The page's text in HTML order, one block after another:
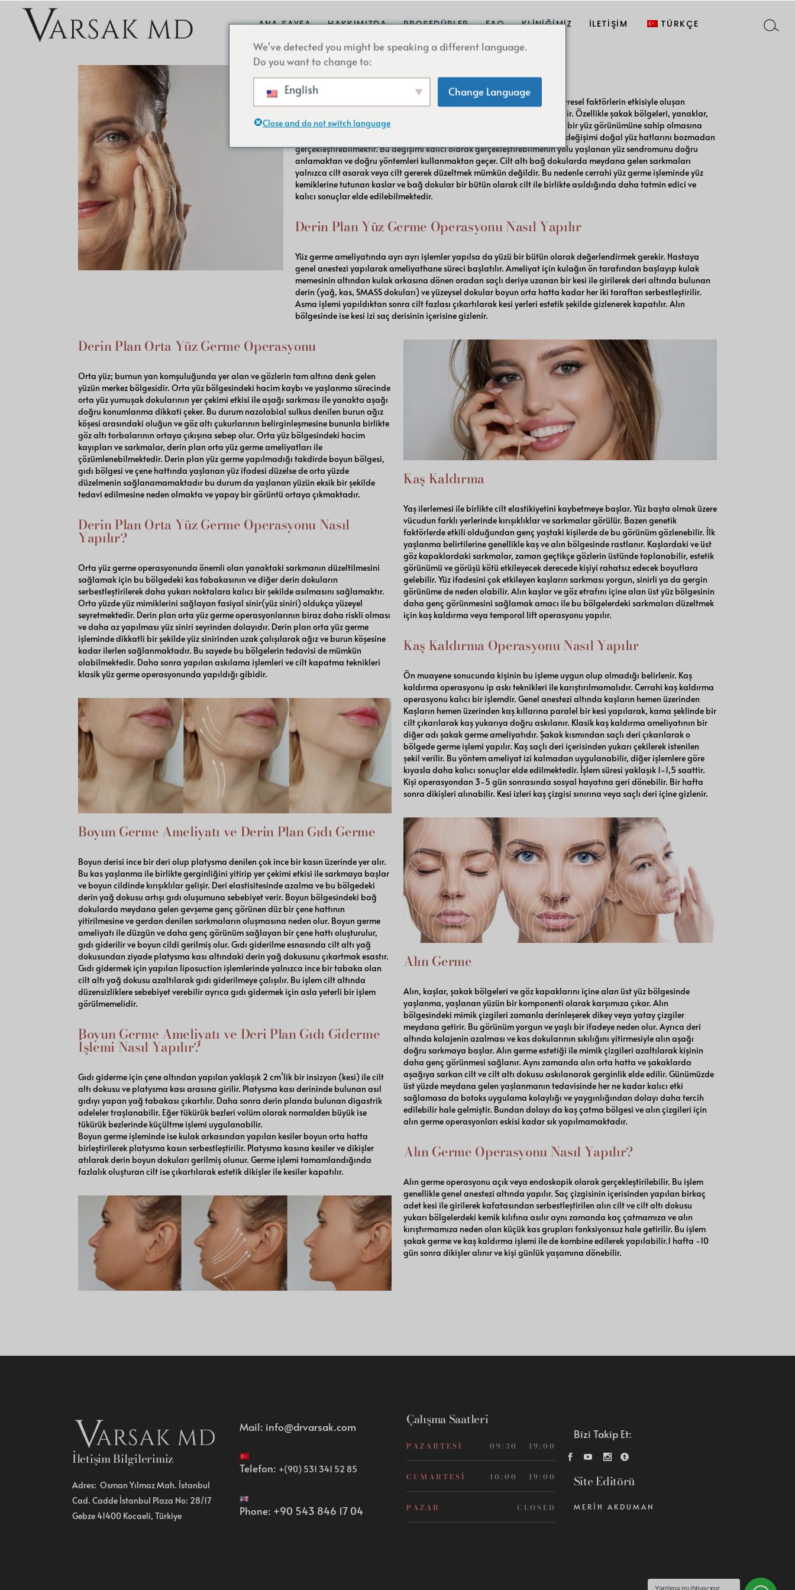
ANA SAYFA HAKKIMIZDA
Op. Dr. Yasin Kürşad Varsak
PROSEDÜRLER
Yüz Germe
Göz Kapağı Estetiği
Yüz Plastik Cerrahisi Uygulamaları
Kepçe Kulak Estetiği
Rekonstrüktif Cerrahi
FAQ KLINIĞIMIZ İLETIŞIM TÜRKÇE
Op. Dr. Yasin Kürşad VarsakBurun Estetiği
Yüz Feminizasyonu
Yüz Plastik Cerrahisi Uygulamaları
Site Editörü English
Derin Plan Yüz Germe Operasyonu
Yüz germe yüzün çeşitli bölgelerinde yaşlanma, yer çekimi, genetik ve çevresel faktörlerin etkisiyle oluşan
anatomik değişikliklerin cerrahi olarak düzeltilmesi olarak tanımlanabilir. Özellikle şakak bölgeleri, yanaklar,
çene hattı, gıdı bölgesi, boyun, göz kapaklarındaki değişim kişinin yaşlı bir yüz görünümüne sahip olmasına
neden olmaktadır. Yüz germe operasyonunda hedef kişinin ihtiyacı olan değişimi doğal yüz hatlarını bozmadan
gerçekleştirebilmektir. Bu değişimi kalıcı olarak gerçekleştirebilmenin yolu yaşlanan yüz sendromunu doğru
anlamaktan ve doğru yöntemleri kullanmaktan geçer. Cilt altı bağ dokularda meydana gelen sarkmaları
yalnızca cilt asarak veya cilt gererek düzeltmek mümkün değildir. Bu nedenle cerrahi yüz germe işleminde yüz
kemiklerine tutunan kaslar ve bağ dokular bir bütün olarak cilt ile birlikte asıldığında daha tatmin edici ve
kalıcı sonuçlar elde edilebilmektedir.
Derin Plan Yüz Germe Operasyonu Nasıl Yapılır
Yüz germe ameliyatında ayrı ayrı işlemler yapılsa da yüzü bir bütün olarak değerlendirmek gerekir. Hastaya
genel anestezi yapılarak ameliyathane süreci başlatılır. Ameliyat için kulağın ön tarafından başlayıp kulak
memesinin altından kulak arkasına dönen oradan saçlı deriye uzanan bir kesi ile girilerek deri altında bulunan
derin (yağ, kas, SMASS dokuları) ve yüzeysel dokular boyun orta hatta kadar her iki taraftan serbestleştirilir.
Asma işlemi yapıldıktan sonra cilt fazlası çıkartılarak kesi yerleri estetik şekilde gizlenerek kapatılır. Alın
bölgesinde ise kesi izi saç derisinin içerisine gizlenir.
Derin Plan Orta Yüz Germe Operasyonu
Orta yüz; burnun yan komşuluğunda yer alan ve gözlerin tam altına denk gelen
yüzün merkez bölgesidir. Orta yüz bölgesindeki hacim kaybı ve yaşlanma sürecinde
orta yüz yumuşak dokularının yer çekimi etkisi ile aşağı sarkması ile yanakta aşağı
doğru konumlanma dikkati çeker. Bu durum nazolabial sulkus denilen burun ağız
köşesi arasındaki oluğun ve göz altı çukurlarının belirginleşmesine bununla birlikte
göz altı torbalarının ortaya çıkışına sebep olur. Orta yüz bölgesindeki hacim
kayıpları ve sarkmalar, derin plan orta yüz germe ameliyatları ile
çözümlenebilmektedir. Derin plan yüz germe yapılmadığı takdirde boyun bölgesi,
gıdı bölgesi ve çene hattında yaşlanan yüz ifadesi düzelse de orta yüzde
düzelmenin sağlanamamaktadır bu durum da yaşlanan yüzün eksik bir şekilde
tedavi edilmesine neden olmakta ve yapay bir görüntü ortaya çıkmaktadır.
Derin Plan Orta Yüz Germe Operasyonu Nasıl
Yapılır?
Orta yüz germe operasyonunda önemli olan yanaktaki sarkmanın düzeltilmesini
sağlamak için bu bölgedeki kas tabakasının ve diğer derin dokuların
serbestleştirilerek daha yukarı noktalara kalıcı bir şekilde asılmasını sağlamaktır.
Orta yüzde yüz mimiklerini sağlayan fasiyal sinir(yüz siniri) oldukça yüzeyel
seyretmektedir. Derin plan orta yüz germe operasyonlarının biraz daha riskli olması
ve daha az yapılması yüz siniri seyrinden dolayıdır. Derin plan orta yüz germe
işleminde dikkatli bir şekilde yüz sinirinden uzak çalışılarak ağız ve burun köşesine
kadar ilerlen sağlanmaktadır. Bu sayede bu bölgelerin tedavisi de mümkün
olabilmektedir. Daha sonra yapılan askılama işlemleri ve cilt kapatma teknikleri
klasik yüz germe operasyonunda yapıldığı gibidir.
Boyun Germe Ameliyatı ve Derin Plan Gıdı Germe
Boyun derisi ince bir deri olup platysma denilen çok ince bir kasın üzerinde yer alır.
Bu kas yaşlanma ile birlikte gerginliğini yitirip yer çekimi etkisi ile sarkmaya başlar
ve boyun cildinde kırışıklılar gelişir. Deri elastisitesinde azalma ve bu bölgedeki
derin yağ dokusu artışı gıdı oluşumuna sebebiyet verir. Boyun bölgesindeki bağ
dokularda meydana gelen gevşeme genç görünen düz bir çene hattının
yitirilmesine ve gerdan denilen sarkmaların oluşmasına neden olur. Boyun germe
ameliyatı ile düzgün ve daha genç görünüm sağlayan bir çene hattı oluşturulur,
gıdı giderilir ve boyun cildi gerilmiş olur. Gıdı giderilme esnasında cilt altı yağ
dokusundan ziyade platysma kası altındaki derin yağ dokusunu çıkartmak esastır.
Gıdı gidermek için yapılan liposuction işlemlerinde yalnızca ince bir tabaka olan
cilt altı yağ dokusu azaltılarak gıdı giderilmeye çalışılır. Bu işlem cilt altında
düzensizliklere sebebiyet verebilir ayrıca gıdı gidermek için asla yeterli bir işlem
görülmemelidir.
Boyun Germe Ameliyatı ve Deri Plan Gıdı Giderme
İşlemi Nasıl Yapılır?
Gıdı giderme için çene altından yapılan yaklaşık 2 cm’lik bir insizyon (kesi) ile cilt
altı dokusu ve platysma kası arasına girilir. Platysma kası derininde bulunan asıl
gıdıyı yapan yağ tabakası çıkartılır. Daha sonra derin planda bulunan digastrik
adeleler traşlanabilir. Eğer tükürük bezleri volüm olarak normalden büyük ise
tükürük bezlerinde küçültme işlemi uygulanabilir.
Boyun germe işleminde ise kulak arkasından yapılan kesiler boyun orta hatta
birleştirilerek platysma kasın serbestleştirilir. Platysma kasına kesiler ve dikişler
atılarak derin boyun dokuları gerilmiş olunur. Germe işlemi tamamlandığında
fazlalık oluşturan cilt ise çıkartılarak estetik dikişler ile kesiler kapatılır.
Kaş Kaldırma
Yaş ilerlemesi ile birlikte cilt elastikiyetini kaybetmeye başlar. Yüz başta olmak üzere
vücudun farklı yerlerinde kırışıklıklar ve sarkmalar görülür. Bazen genetik
faktörlerde etkili olduğundan genç yaştaki kişilerde de bu görünüm gözlenebilir. İlk
yaşlanma belirtilerine genellikle kaş ve alın bölgesinde rastlanır. Kaşlardaki ve üst
göz kapaklardaki sarkmalar, zaman geçtikçe gözlerin üstünde toplanabilir, estetik
görünümü ve görüşü kötü etkileyecek derecede kişiyi rahatsız edecek boyutlara
gelebilir. Yüz ifadesini çok etkileyen kaşların sarkması yorgun, sinirli ya da gergin
görünüme de neden olabilir. Alın kaşlar ve göz etrafını içine alan üst yüz bölgesinin
daha genç görünmesini sağlamak amacı ile bu bölgelerdeki sarkmaları düzeltmek
için kaş kaldırma veya temporal lift operasyonu yapılır.
Kaş Kaldırma Operasyonu Nasıl Yapılır
Ön muayene sonucunda kişinin bu işleme uygun olup olmadığı belirlenir. Kaş
kaldırma operasyonu ip askı teknikleri ile karıştırılmamalıdır. Cerrahi kaş kaldırma
operasyonu kalıcı bir işlemdir. Genel anestezi altında kaşların hemen üzerinden
Kaşların hemen üzerinden kaş kıllarına paralel bir kesi yapılarak, kama şeklinde bir
cilt çıkarılarak kaş yukarıya doğru askılanır. Klasik kaş kaldırma ameliyatının bir
diğer adı şakak germe ameliyatıdır. Şakak kısmından saçlı deri çıkarılarak o
bölgede germe işlemi yapılır. Kaş saçlı deri içerisinden yukarı çekilerek istenilen
şekil verilir. Bu yöntem ameliyat izi kalmadan uygulanabilir, diğer işlemlere göre
kıyasla daha kalıcı sonuçlar elde edilmektedir. İşlem süresi yaklaşık 1-1,5 saattir.
Kişi operasyondan 3-5 gün sonrasında sosyal hayatına geri dönebilir. Bir hafta
sonra dikişleri alınabilir. Kesi izleri kaş çizgisi sınırına veya saçlı deri içine gizlenir.
Alın Germe
Alın, kaşlar, şakak bölgeleri ve göz kapaklarını içine alan üst yüz bölgesinde
yaşlanma, yaşlanan yüzün bir komponenti olarak karşımıza çıkar. Alın
bölgesindeki mimik çizgileri zamanla derinleşerek dikey veya yatay çizgiler
meydana getirir. Bu görünüm yorgun ve yaşlı bir ifadeye neden olur. Ayrıca deri
altında kolajenin azalması ve kas dokularının sıkılığını yitirmesiyle alın aşağı
doğru sarkmaya başlar. Alın germe estetiği ile mimik çizgileri azaltılarak kişinin
daha genç görünmesi sağlanır. Aynı zamanda alın orta hatta ve şakaklarda
aşağıya sarkan cilt ve cilt altı dokusu askılanarak gerginlik elde edilir. Günümüzde
üst yüzde meydana gelen yaşlanmanın tedavisinde her ne kadar kalıcı etki
sağlamasa da botoks uygulama kolaylığı ve yaygınlığından dolayı daha tercih
edilebilir hale gelmiştir. Bundan dolayı da kaş çatma bölgesi ve alın çizgileri için
alın germe operasyonları eskisi kadar sık yapılmamaktadır.
Alın Germe Operasyonu Nasıl Yapılır?
Alın germe operasyonu açık veya endoskopik olarak gerçekleştirilebilir. Bu işlem
genellikle genel anestezi altında yapılır. Saç çizgisinin içerisinden yapılan birkaç
adet kesi ile girilerek kafatasından serbestleştirilen alın cilt ve cilt altı dokusu
yukarı bölgelerdeki kemik kılıfına asılır aynı zamanda kaç çatmamıza ve alın
kırıştırmamıza neden olan küçük kas grupları fonksiyonsuz hale getirilir. Bu işlem
şakak germe ve kaş kaldırma işlemi ile de kombine edilerek yapılabilir.1 hafta -10
gün sonra dikişler alınır ve kişi günlük yaşamına dönebilir.
İletişim Bilgilerimiz
Adres: Osman Yılmaz Mah. İstanbul
Cad. Cadde İstanbul Plaza No: 28/17
Gebze 41400 Kocaeli, Türkiye
Mail: info@drvarsak.com
Telefon: +(90) 531 341 52 85
Phone: +90 543 846 17 04
Çalışma Saatleri
PAZARTESI 09:30 - 19:00
CUMARTESI 10:00 - 19:00
PAZAR CLOSED
Bizi Takip Et:
Site Editörü
MERIH AKDUMAN
We've detected you might be speaking a different language.
Do you want to change to:
English Change Language
Close and do not switch language